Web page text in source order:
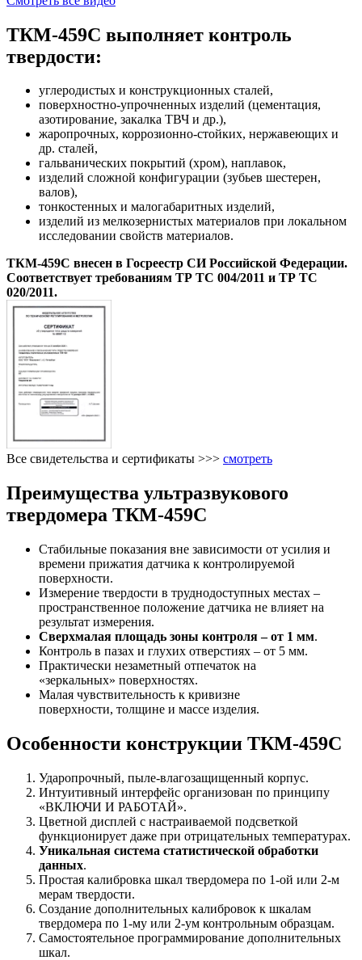
ТКМ-459С выполняет контроль
твердости:
углеродистых и конструкционных сталей,
поверхностно-упрочненных изделий (цементация,
азотирование, закалка ТВЧ и др.),
жаропрочных, коррозионно-стойких, нержавеющих и
др. сталей,
гальванических покрытий (хром), наплавок,
изделий сложной конфигурации (зубьев шестерен,
валов),
тонкостенных и малогабаритных изделий,
изделий из мелкозернистых материалов при локальном
исследовании свойств материалов.
ТКМ-459C внесен в Госреестр СИ Российской Федерации.
Соответствует требованиям ТР ТС 004/2011 и ТР ТС
020/2011.
Все свидетельства и сертификаты >>> смотреть
Преимущества ультразвукового
твердомера ТКМ-459С
Стабильные показания вне зависимости от усилия и
времени прижатия датчика к контролируемой
поверхности.
Измерение твердости в труднодоступных местах –
пространственное положение датчика не влияет на
результат измерения.
Сверхмалая площадь зоны контроля – от 1 мм.
Контроль в пазах и глухих отверстиях – от 5 мм.
Практически незаметный отпечаток на
«зеркальных» поверхностях.
Малая чувствительность к кривизне
поверхности, толщине и массе изделия.
Особенности конструкции ТКМ-459С
Ударопрочный, пыле-влагозащищенный корпус.
Интуитивный интерфейс организован по принципу
«ВКЛЮЧИ И РАБОТАЙ».
Цветной дисплей с настраиваемой подсветкой
функционирует даже при отрицательных температурах.
Уникальная система статистической обработки
данных.
Простая калибровка шкал твердомера по 1-ой или 2-м
мерам твердости.
Создание дополнительных калибровок к шкалам
твердомера по 1-му или 2-ум контрольным образцам.
Самостоятельное программирование дополнительных
шкал.